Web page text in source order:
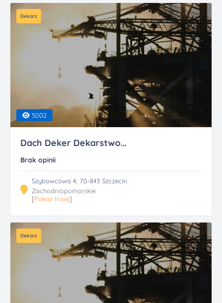
Dekarz
5002
Dach Deker Dekarstwo...
Brak opinii
Szybowcowa 4, 70-843 Szczecin
Zachodniopomorskie
[Pokaż trasę]
Dekarz